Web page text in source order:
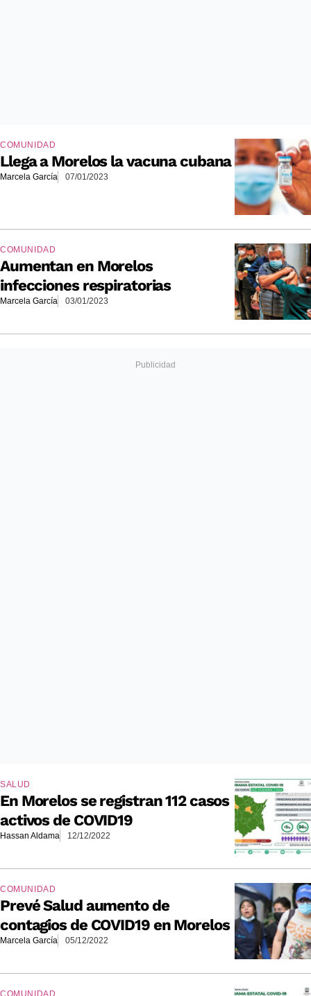
COMUNIDAD
Llega a Morelos la vacuna cubana
Marcela García 07/01/2023
COMUNIDAD
Aumentan en Morelos
infecciones respiratorias
Marcela García 03/01/2023
SALUD
En Morelos se registran 112 casos
activos de COVID19
Hassan Aldama 12/12/2022
COMUNIDAD
Prevé Salud aumento de
contagios de COVID19 en Morelos
Marcela García 05/12/2022